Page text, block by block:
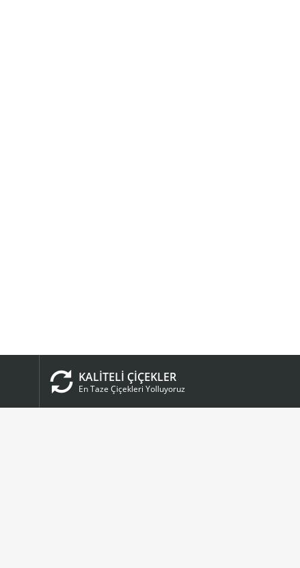
KALİTELİ ÇİÇEKLER
En Taze Çiçekleri Yolluyoruz